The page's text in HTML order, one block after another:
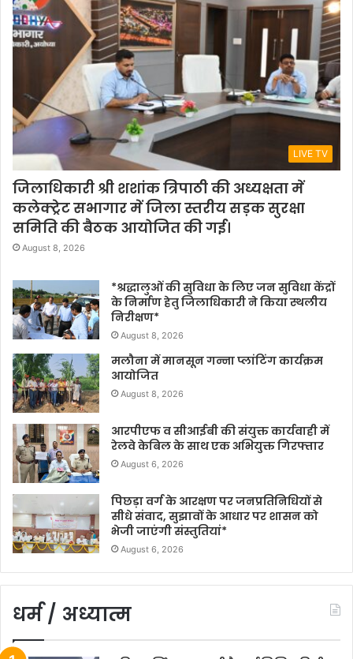
LIVE TV
जिलाधिकारी श्री शशांक त्रिपाठी की अध्यक्षता में
कलेक्ट्रेट सभागार में जिला स्तरीय सड़क सुरक्षा
समिति की बैठक आयोजित की गई।
August 8, 2026
*श्रद्धालुओं की सुविधा के लिए जन सुविधा केंद्रों
के निर्माण हेतु जिलाधिकारी ने किया स्थलीय
निरीक्षण*
August 8, 2026
मलौना में मानसून गन्ना प्लांटिंग कार्यक्रम
आयोजित
August 8, 2026
आरपीएफ व सीआईबी की संयुक्त कार्यवाही में
रेलवे केबिल के साथ एक अभियुक्त गिरफ्तार
August 6, 2026
पिछड़ा वर्ग के आरक्षण पर जनप्रतिनिधियों से
सीधे संवाद, सुझावों के आधार पर शासन को
भेजी जाएंगी संस्तुतियां*
August 6, 2026
धर्म / अध्यात्म